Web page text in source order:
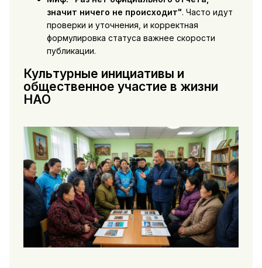
значит ничего не происходит". Часто идут
проверки и уточнения, и корректная
формулировка статуса важнее скорости
публикации.
Культурные инициативы и
общественное участие в жизни
НАО